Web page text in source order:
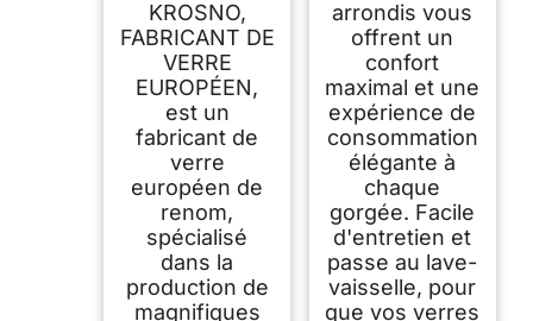
KROSNO,
FABRICANT DE
VERRE
EUROPÉEN,
est un
fabricant de
verre
européen de
renom,
spécialisé
dans la
production de
magnifiques
arrondis vous
offrent un
confort
maximal et une
expérience de
consommation
élégante à
chaque
gorgée. Facile
d'entretien et
passe au lave-
vaisselle, pour
que vos verres